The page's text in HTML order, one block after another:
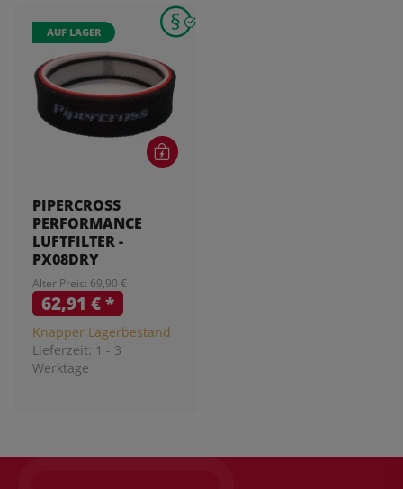
AUF LAGER
PIPERCROSS
PERFORMANCE
LUFTFILTER -
PX08DRY
Alter Preis: 69,90 €
62,91 €*
Knapper Lagerbestand
Lieferzeit: 1 - 3
Werktage